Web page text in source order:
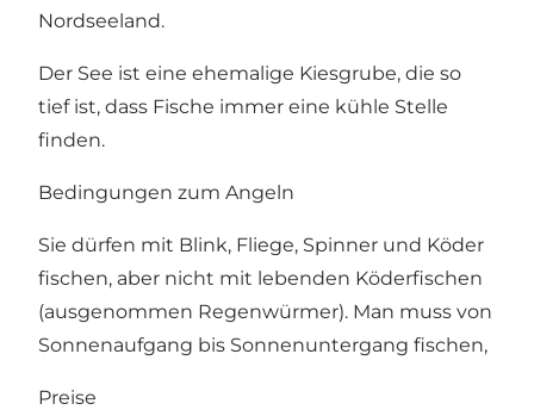
Nordseeland.
Der See ist eine ehemalige Kiesgrube, die so
tief ist, dass Fische immer eine kühle Stelle
finden.
Bedingungen zum Angeln
Sie dürfen mit Blink, Fliege, Spinner und Köder
fischen, aber nicht mit lebenden Köderfischen
(ausgenommen Regenwürmer). Man muss von
Sonnenaufgang bis Sonnenuntergang fischen,
Preise